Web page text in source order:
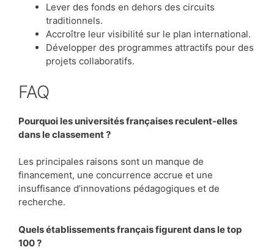
Lever des fonds en dehors des circuits
traditionnels.
Accroître leur visibilité sur le plan international.
Développer des programmes attractifs pour des
projets collaboratifs.
FAQ
Pourquoi les universités françaises reculent-elles
dans le classement ?
Les principales raisons sont un manque de
financement, une concurrence accrue et une
insuffisance d’innovations pédagogiques et de
recherche.
Quels établissements français figurent dans le top
100 ?